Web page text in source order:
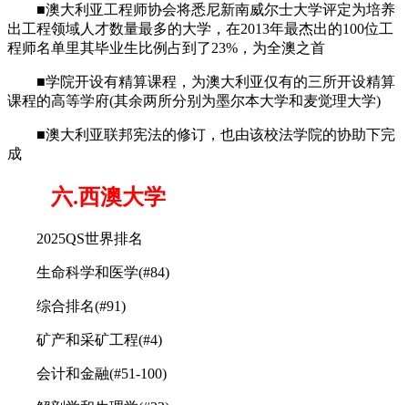
■澳大利亚工程师协会将悉尼新南威尔士大学评定为培养
出工程领域人才数量最多的大学，在2013年最杰出的100位工
程师名单里其毕业生比例占到了23%，为全澳之首
■学院开设有精算课程，为澳大利亚仅有的三所开设精算
课程的高等学府(其余两所分别为墨尔本大学和麦觉理大学)
■澳大利亚联邦宪法的修订，也由该校法学院的协助下完
成
六.西澳大学
2025QS世界排名
生命科学和医学(#84)
综合排名(#91)
矿产和采矿工程(#4)
会计和金融(#51-100)